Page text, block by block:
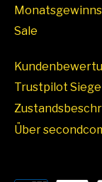
Sale
Trustpilot Siegel
Über